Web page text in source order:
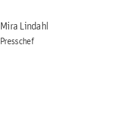
Mira Lindahl
Presschef